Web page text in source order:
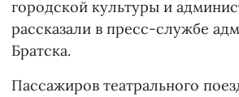
городской культуры и
рассказали в пресс-службе
Братска.
Пассажиров театрального